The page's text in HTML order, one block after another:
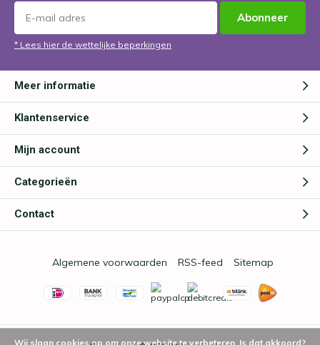
Abonneer
* Lees hier de wettelijke beperkingen
Meer informatie
Klantenservice
Mijn account
Categorieën
Contact
Algemene voorwaarden RSS-feed Sitemap
Wij slaan cookies op om onze website te verbeteren. Is dat akkoord?